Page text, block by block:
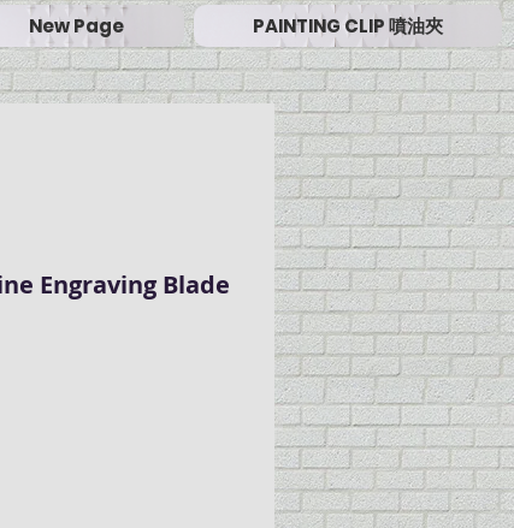
New Page PAINTING CLIP 噴油夾
Engraving Blade